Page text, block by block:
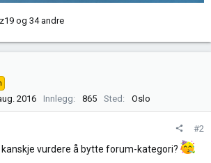
og 34 andre
2016 Innlegg 865 Sted Oslo
#2
kanskje vurdere å bytte forum-kategori?